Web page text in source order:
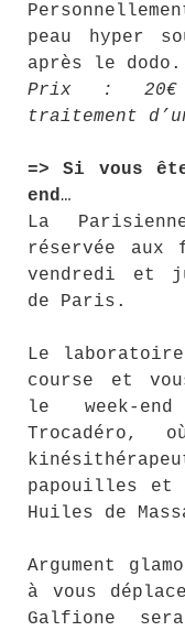
peau hyper
après le dodo.
Prix : 20€
traitement
=> Si vous
end…
La
réservée aux
vendredi et
de Paris.
Le
course et
le week-
Trocadéro,
papouilles et
Huiles de
Argument
à vous
Galfione